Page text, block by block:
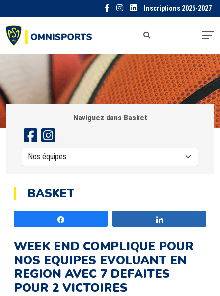
Inscriptions 2026-2027
Naviguez dans Basket
BASKET
WEEK END COMPLIQUE POUR
NOS EQUIPES EVOLUANT EN
REGION AVEC 7 DEFAITES
POUR 2 VICTOIRES